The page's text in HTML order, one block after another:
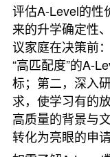
评估A-Level的性
来的升学确定性
议家庭在决策前
“高匹配度”的A-
标；第二，深入
求，使学习有的
高质量的背景与
转化为亮眼的申请